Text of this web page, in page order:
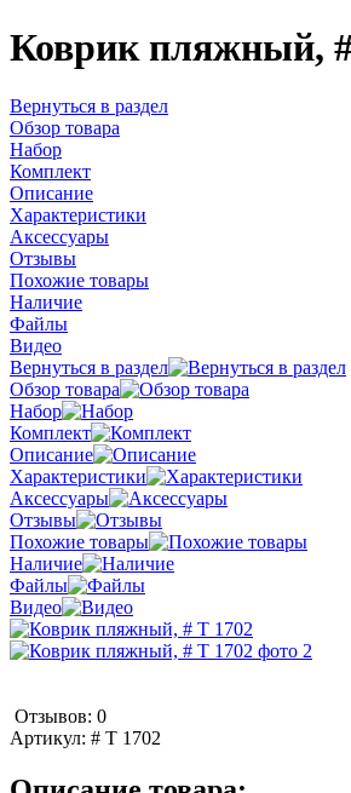
Коврик пляжный,
Вернуться в раздел
Обзор товара
Набор
Комплект
Описание
Характеристики
Аксессуары
Отзывы
Похожие товары
Наличие
Файлы
Видео
Вернуться в раздел
Обзор товара
Набор
Комплект
Описание
Характеристики
Аксессуары
Отзывы
Похожие товары
Наличие
Файлы
Видео
Отзывов: 0
Артикул: # T 1702